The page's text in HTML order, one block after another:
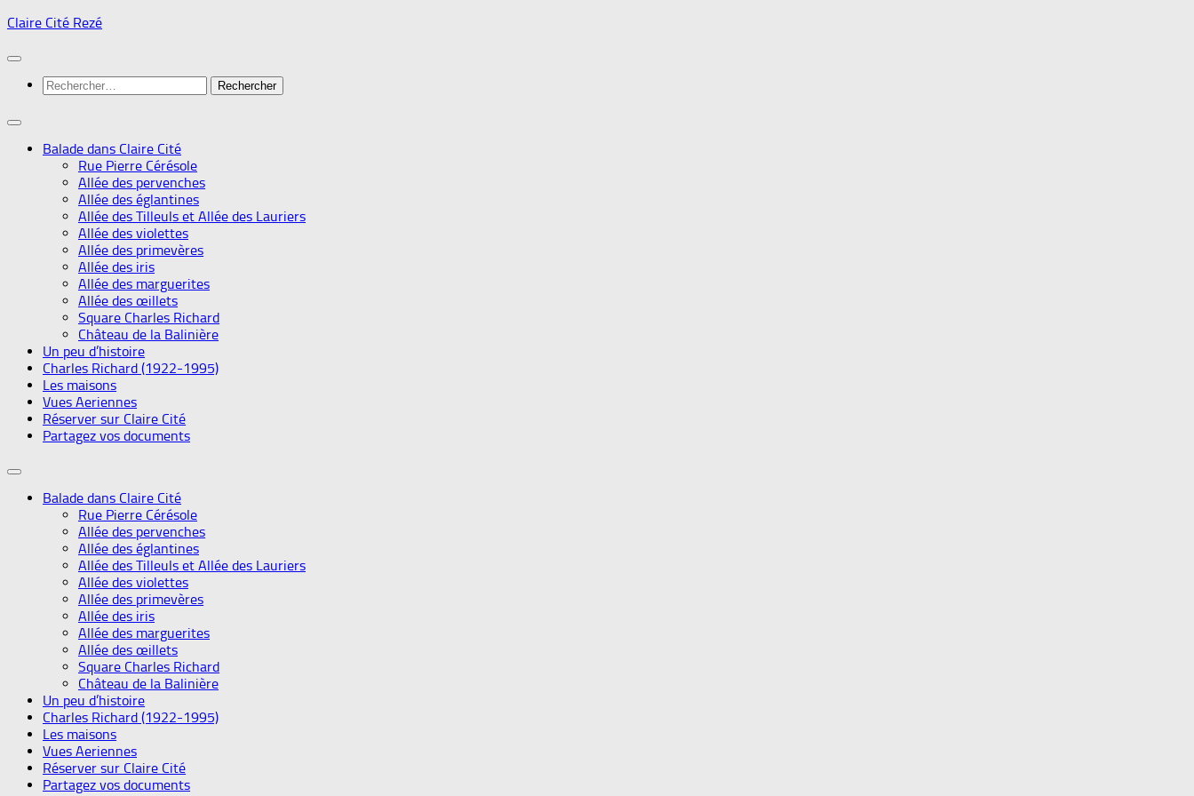
Skip
content
Claire Cité Rezé
Rechercher :
Balade dans Claire Cité
Rue Pierre Cérésole
Allée des pervenches
Allée des églantines
Allée des Tilleuls et Allée des Lauriers
Allée des violettes
Allée des primevères
Allée des iris
Allée des marguerites
Allée des œillets
Square Charles Richard
Château de la Balinière
Un peu d’histoire
Charles Richard (1922-1995)
Les maisons
Vues Aeriennes
Réserver sur Claire Cité
Partagez vos documents
Balade dans Claire Cité
Rue Pierre Cérésole
Allée des pervenches
Allée des églantines
Allée des Tilleuls et Allée des Lauriers
Allée des violettes
Allée des primevères
Allée des iris
Allée des marguerites
Allée des œillets
Square Charles Richard
Château de la Balinière
Un peu d’histoire
Charles Richard (1922-1995)
Les maisons
Vues Aeriennes
Réserver sur Claire Cité
Partagez vos documents